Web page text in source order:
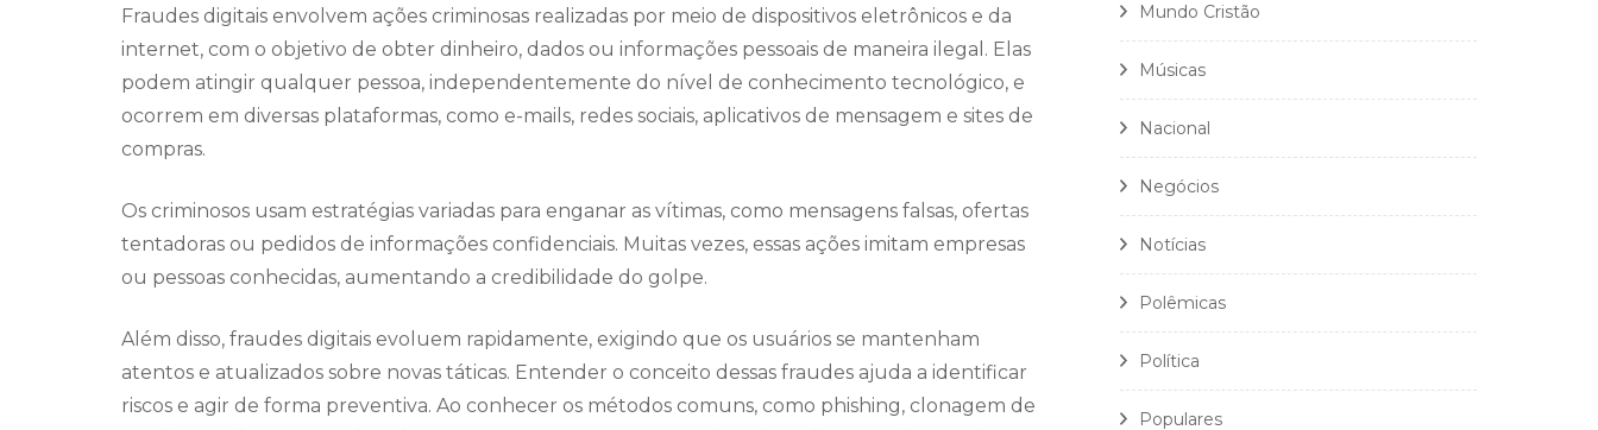
Fraudes digitais envolvem ações criminosas realizadas por meio de dispositivos eletrônicos e da
internet, com o objetivo de obter dinheiro, dados ou informações pessoais de maneira ilegal. Elas
podem atingir qualquer pessoa, independentemente do nível de conhecimento tecnológico, e
ocorrem em diversas plataformas, como e-mails, redes sociais, aplicativos de mensagem e sites de
compras.
Os criminosos usam estratégias variadas para enganar as vítimas, como mensagens falsas, ofertas
tentadoras ou pedidos de informações confidenciais. Muitas vezes, essas ações imitam empresas
ou pessoas conhecidas, aumentando a credibilidade do golpe.
Além disso, fraudes digitais evoluem rapidamente, exigindo que os usuários se mantenham
atentos e atualizados sobre novas táticas. Entender o conceito dessas fraudes ajuda a identificar
riscos e agir de forma preventiva. Ao conhecer os métodos comuns, como phishing, clonagem de
Mundo Cristão
Músicas
Nacional
Negócios
Notícias
Polêmicas
Política
Populares